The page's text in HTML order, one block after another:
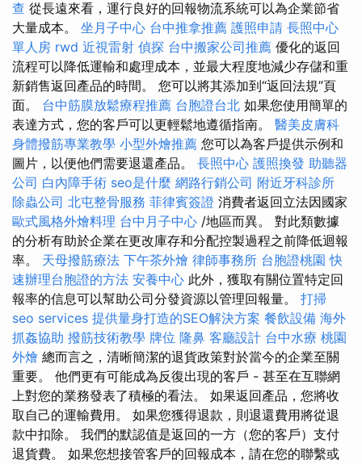
查 從長遠來看，運行良好的回報物流系統可以為企業節省
大量成本。 坐月子中心 台中推拿推薦 護照申請 長照中心
單人房 rwd 近視雷射 偵探 台中搬家公司推薦 優化的返回
流程可以降低運輸和處理成本，並最大程度地減少存儲和重
新銷售返回產品的時間。 您可以將其添加到“返回法規”頁
面。 台中筋膜放鬆療程推薦 台胞證台北 如果您使用簡單的
表達方式，您的客戶可以更輕鬆地遵循指南。 醫美皮膚科
身體撥筋專業教學 小型外燴推薦 您可以為客戶提供示例和
圖片，以便他們需要退還產品。 長照中心 護照換發 助聽器
公司 白內障手術 seo是什麼 網路行銷公司 附近牙科診所
除蟲公司 北屯整骨服務 菲律賓簽證 消費者返回立法因國家
歐式風格外燴料理 台中月子中心 /地區而異。 對此類數據
的分析有助於企業在更改庫存和分配控製過程之前降低迴報
率。 天母撥筋療法 下午茶外燴 律師事務所 台胞證桃園 快
速辦理台胞證的方法 安養中心 此外，獲取有關位置特定回
報率的信息可以幫助公司分發資源以管理回報量。 打掃
seo services 提供量身打造的SEO解決方案 餐飲設備 海外
抓姦協助 撥筋技術教學 牌位 隆鼻 客廳設計 台中水療 桃園
外燴 總而言之，清晰簡潔的退貨政策對於當今的企業至關
重要。 他們更有可能成為反復出現的客戶 - 甚至在互聯網
上對您的業務發表了積極的看法。 如果返回產品，您將收
取自己的運輸費用。 如果您獲得退款，則退還費用將從退
款中扣除。 我們的默認值是返回的一方（您的客戶）支付
退貨費。 如果您想接管客戶的回報成本，請在您的聯繫或